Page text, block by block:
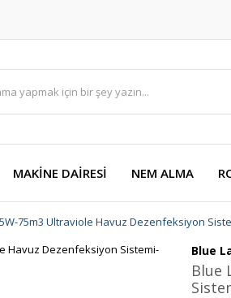
MAKİNE DAİRESİ NEM ALMA
75m3 Ultraviole Havuz Dezenfeksiyon
Blue
Blue